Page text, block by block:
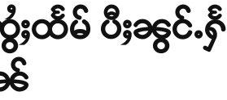
ႈထႅမ် ပီႈၼွင်ႉႁႅ